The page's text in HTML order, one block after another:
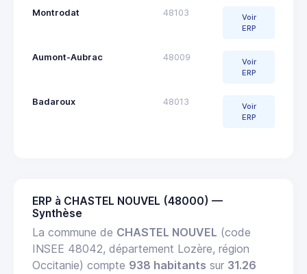
Montrodat 48103
Voir
ERP
Aumont-Aubrac 48009
Voir
ERP
Badaroux 48013
Voir
ERP
ERP à CHASTEL NOUVEL (48000) —
Synthèse
La commune de CHASTEL NOUVEL (code
INSEE 48042, département Lozère, région
Occitanie) compte 938 habitants sur 31.26